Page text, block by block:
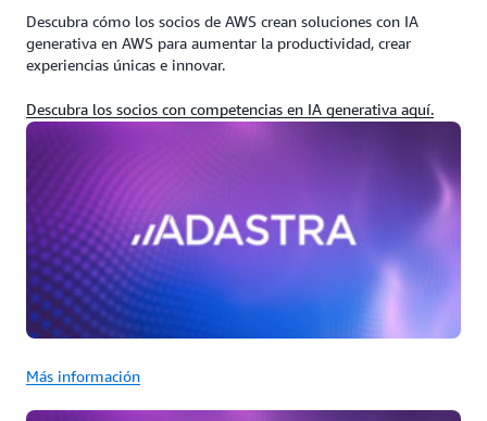
Descubra cómo los socios de AWS crean soluciones con IA
generativa en AWS para aumentar la productividad, crear
experiencias únicas e innovar.
Descubra los socios con competencias en IA generativa aquí.
Más información